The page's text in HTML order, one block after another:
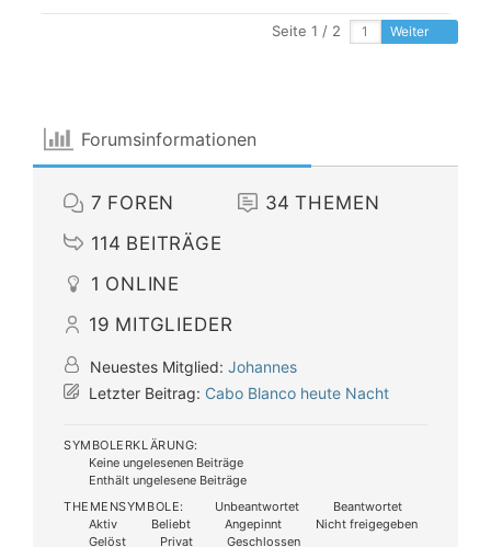
Seite 1 / 2 Weiter
Forumsinformationen
7 FOREN 34 THEMEN
114 BEITRÄGE
1 ONLINE
19 MITGLIEDER
Neuestes Mitglied: Johannes
Letzter Beitrag: Cabo Blanco heute Nacht
SYMBOLERKLÄRUNG:
Keine ungelesenen Beiträge
Enthält ungelesene Beiträge
THEMENSYMBOLE:
Unbeantwortet
Beantwortet
Aktiv
Beliebt Angepinnt
Nicht freigegeben
Gelöst
Privat Geschlossen